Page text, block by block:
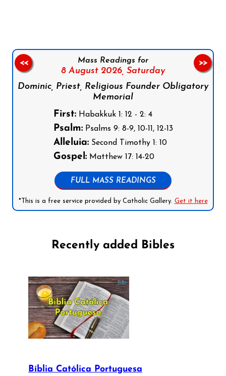
Mass Readings for
8 August 2026, Saturday
Dominic, Priest, Religious Founder Obligatory
Memorial
First:Habakkuk 1: 12 - 2: 4
Psalm:Psalms 9: 8-9, 10-11, 12-13
Alleluia:Second Timothy 1: 10
Gospel:Matthew 17: 14-20
FULL MASS READINGS
*This is a free service provided by Catholic Gallery. Get it here
<< >>
Recently added Bibles
Bíblia Católica Portuguesa